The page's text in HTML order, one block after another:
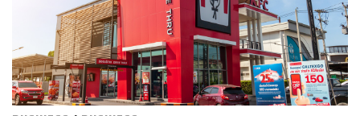
มาตรการส่งเสริมสุขภาพ
– สร้างมาตรฐานใหม่เพื่อเป็นแผนแม่บทในการทำธุรกิจให้
ปลอดภัย เพื่อป้องกันการระบาดโดยใช้มาตรการสะอาด